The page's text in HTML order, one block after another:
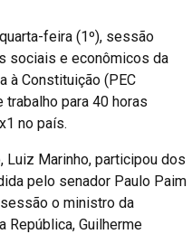
feira (1º), sessão
sociais e econômicos da
à Constituição (PEC
para 40 horas
no país.
Luiz Marinho, participou dos
pelo senador Paulo Paim
o ministro da
República, Guilherme